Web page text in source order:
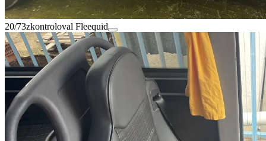
20/73zkontroloval Fleequid